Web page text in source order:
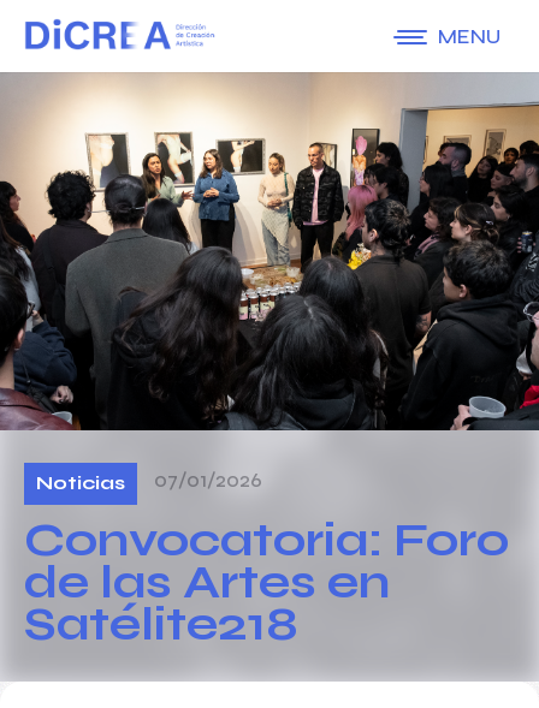
MENU
Noticias 07/01/2026
Convocatoria: Foro
de las Artes en
Satélite218